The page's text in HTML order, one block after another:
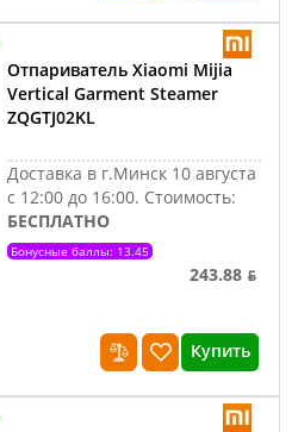
Отпариватель Xiaomi Mijia
Vertical Garment Steamer
ZQGTJ02KL
Доставка в г.Минск 10 августа
с 12:00 до 16:00. Стоимость:
БЕСПЛАТНО
Бонусные баллы: 13.45
243.88 ƃ
Купить